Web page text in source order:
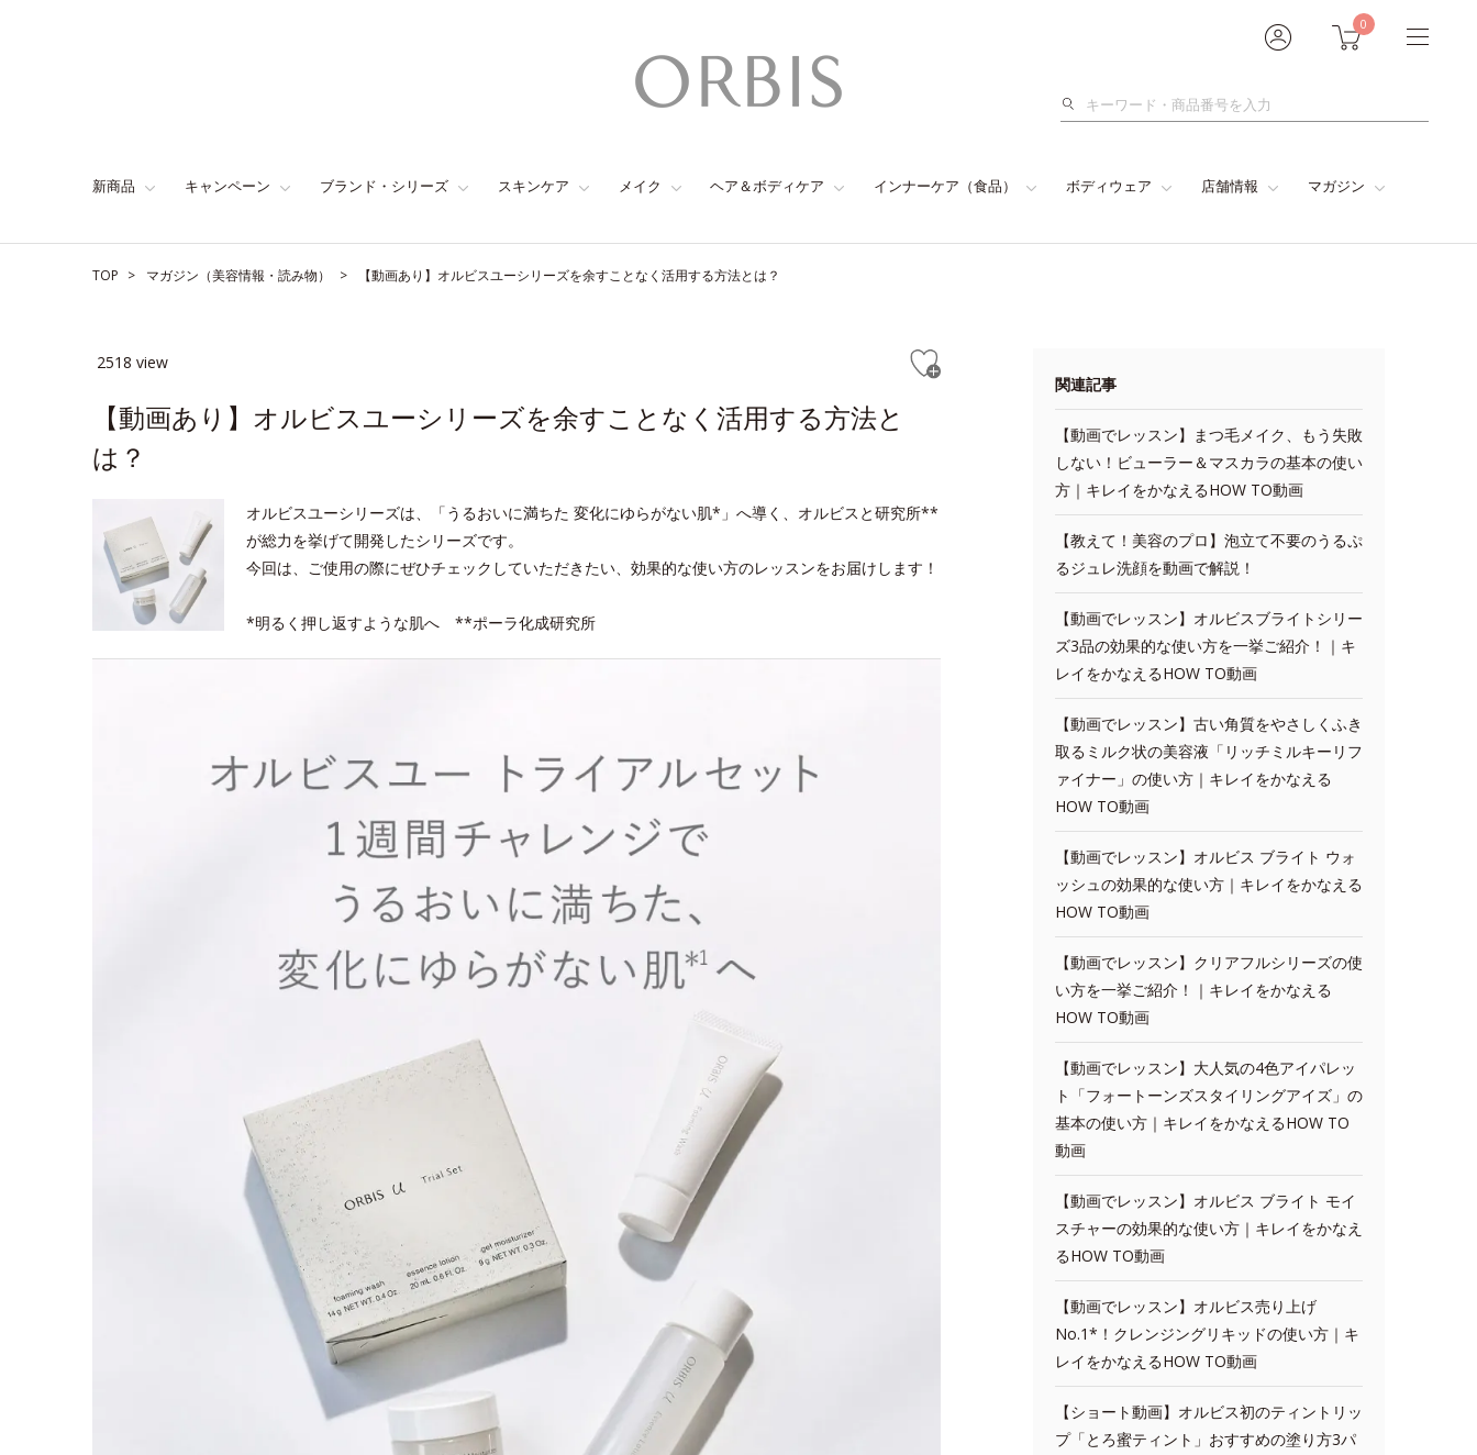
0
検
新商品 キャンペーン ブランド・シリーズ スキンケア メイク ヘア＆ボディケア インナーケア（食品） ボディウェア 店舗情報 マガジン
TOP マガジン（美容情報・読み物） 【動画あり】オルビスユーシリーズを余すことなく活用する方法とは？
2518 view
【動画あり】オルビスユーシリーズを余すことなく活用する方法と
は？
オルビスユーシリーズは、「うるおいに満ちた 変化にゆらがない肌*」へ導く、オルビスと研究所**
が総力を挙げて開発したシリーズです。
今回は、ご使用の際にぜひチェックしていただきたい、効果的な使い方のレッスンをお届けします！
*明るく押し返すような肌へ **ポーラ化成研究所
関連記事
【動画でレッスン】まつ毛メイク、もう失敗
しない！ビューラー＆マスカラの基本の使い
方｜キレイをかなえるHOW TO動画
【教えて！美容のプロ】泡立て不要のうるぷ
るジュレ洗顔を動画で解説！
【動画でレッスン】オルビスブライトシリー
ズ3品の効果的な使い方を一挙ご紹介！｜キ
レイをかなえるHOW TO動画
【動画でレッスン】古い角質をやさしくふき
取るミルク状の美容液「リッチミルキーリフ
ァイナー」の使い方｜キレイをかなえる
HOW TO動画
【動画でレッスン】オルビス ブライト ウォ
ッシュの効果的な使い方｜キレイをかなえる
HOW TO動画
【動画でレッスン】クリアフルシリーズの使
い方を一挙ご紹介！｜キレイをかなえる
HOW TO動画
【動画でレッスン】大人気の4色アイパレッ
ト「フォートーンズスタイリングアイズ」の
基本の使い方｜キレイをかなえるHOW TO
動画
【動画でレッスン】オルビス ブライト モイ
スチャーの効果的な使い方｜キレイをかなえ
るHOW TO動画
【動画でレッスン】オルビス売り上げ
No.1*！クレンジングリキッドの使い方｜キ
レイをかなえるHOW TO動画
【ショート動画】オルビス初のティントリッ
プ「とろ蜜ティント」おすすめの塗り方3パ